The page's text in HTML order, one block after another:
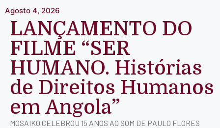
Agosto 4, 2026
LANÇAMENTO DO
FILME “SER
HUMANO. Histórias
de Direitos Humanos
em Angola”
MOSAIKO CELEBROU 15 ANOS AO SOM DE PAULO FLORES